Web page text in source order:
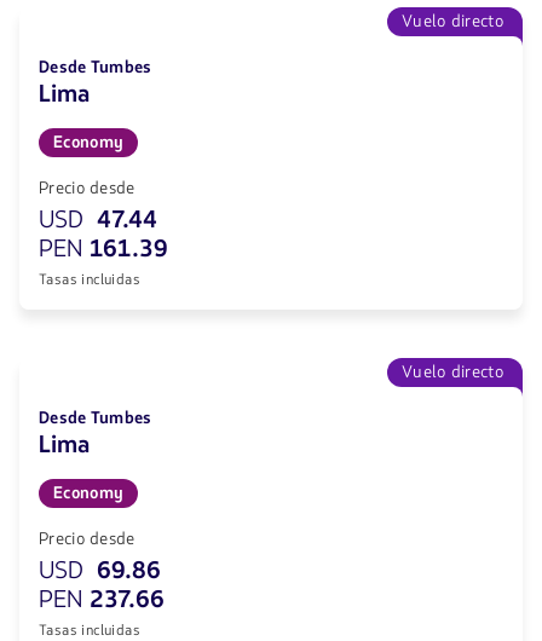
Vuelo directo
Desde Tumbes
Lima
Economy
Precio desde
USD 47.44
PEN 161.39
Tasas incluidas
Vuelo directo
Desde Tumbes
Lima
Economy
Precio desde
USD 69.86
PEN 237.66
Tasas incluidas